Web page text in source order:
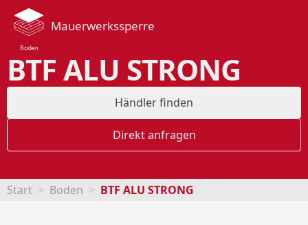
Boden
Mauerwerkssperre
BTF ALU STRONG
Händler finden
Direkt anfragen
Start Boden BTF ALU STRONG